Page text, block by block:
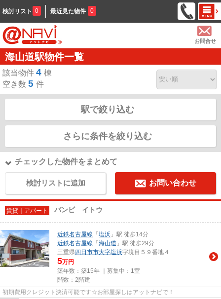
検討リスト 0 最近見た物件 0
お問合せ
海山道駅物件一覧
該当物件 4 棟
空き数 5 件
駅で絞り込む
さらに条件を絞り込む
チェックした物件をまとめて
検討リストに追加 お問い合わせ
賃貸｜アパート バンビ イトウ
近鉄名古屋線 「 塩浜 」駅 徒歩14分
近鉄名古屋線 「 海山道 」駅 徒歩29分
三重県四日市市大字塩浜字境目５９番地４
5万円
築年数：築15年 ｜募集中： 1室
階数：2階建
初期費用クレジット決済可能です☆お部屋探しはアットナビで！